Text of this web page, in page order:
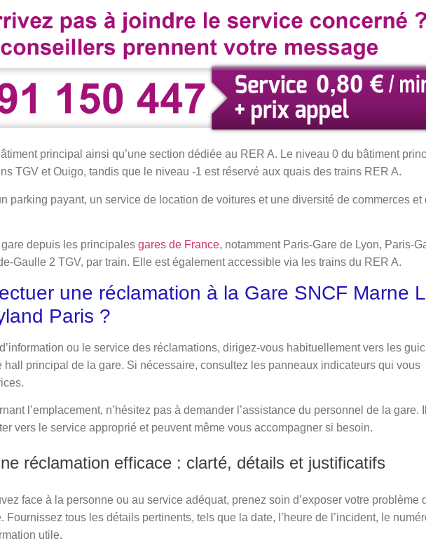
principal ainsi qu’une section dédiée au RER A. Le niveau 0 du bâtiment
TGV et Ouigo, tandis que le niveau -1 est réservé aux quais des trains RER A.
parking payant, un service de location de voitures et une diversité de commerces et
depuis les principales gares de France, notamment Paris-Gare de Lyon, Paris-
Gaulle 2 TGV, par train. Elle est également accessible via les trains du RER A.
une réclamation à la Gare SNCF Marne
Paris ?
ou le service des réclamations, dirigez-vous habituellement vers les
hall principal de la gare. Si nécessaire, consultez les panneaux indicateurs qui vous
l’emplacement, n’hésitez pas à demander l’assistance du personnel de la gare.
vers le service approprié et peuvent même vous accompagner si besoin.
réclamation efficace : clarté, détails et justificatifs
face à la personne ou au service adéquat, prenez soin d’exposer votre problème
Fournissez tous les détails pertinents, tels que la date, l’heure de l’incident, le
utile.